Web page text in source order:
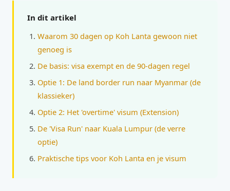
In dit artikel
Waarom 30 dagen op Koh Lanta gewoon niet
genoeg is
De basis: visa exempt en de 90-dagen regel
Optie 1: De land border run naar Myanmar (de
klassieker)
Optie 2: Het 'overtime' visum (Extension)
De 'Visa Run' naar Kuala Lumpur (de verre
optie)
Praktische tips voor Koh Lanta en je visum